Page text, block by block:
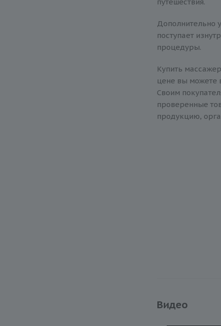
Дополнительно
поступает
процедуры.
Купить
цене вы можете
Своим
проверенные
продукцию,
Видео